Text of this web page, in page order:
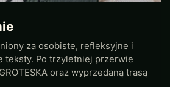
za osobiste, refleksyjne i
teksty. Po trzyletniej przerwie
oraz wyprzedaną trasą